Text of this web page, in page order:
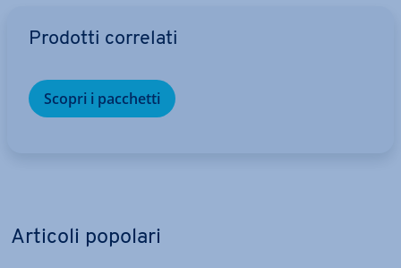
Prodotti correlati
Scopri i pacchetti
Articoli popolari